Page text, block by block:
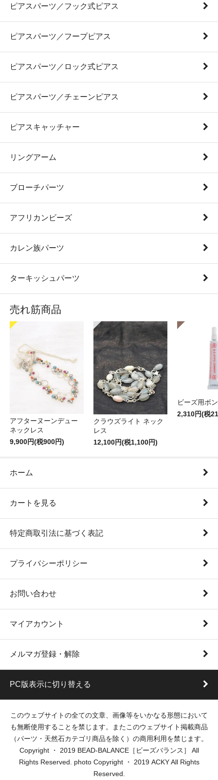
ピアスパーツ／フック式ピアス
ピアスパーツ／フープピアス
ピアスパーツ／ロック式ピアス
ピアスパーツ／チェーンピアス
ピアスキャッチャー
リングアーム
ブローチパーツ
アフリカンビーズ
カレン族パーツ
ターキッシュパーツ
売れ筋商品
アフターヌーンデュー
ネックレス
9,900円(税900円)
クラウズライト ネック
レス
12,100円(税1,100円)
ビーズ用ボ
2,310円(税
ホーム
カートを見る
特定商取引法に基づく表記
プライバシーポリシー
お問い合わせ
マイアカウント
メルマガ登録・解除
PC版表示に切り替える
このウェブサイトの全ての文章、画像等をいかなる形態において
も無断使用することを禁じます。またこのウェブサイト掲載商品
（パーツ・天然石カテゴリ商品を除く）の商用利用を禁じます。
Copyright ・ 2019 BEAD-BALANCE［ビーズバランス］ All
Rights Reserved. photo Copyright ・ 2019 ACKY All Rights
Reserved.